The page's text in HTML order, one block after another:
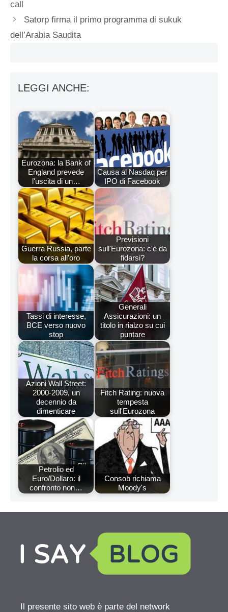
call
Satorp firma il primo programma di sukuk
dell’Arabia Saudita
LEGGI ANCHE:
Eurozona: la Bank of
England prevede
l'uscita di un…
Causa al Nasdaq per
IPO di Facebook
Guerra Russia, parte
la corsa all'oro
Previsioni
sull'Eurozona: c'è da
fidarsi?
Tassi di interesse,
BCE verso nuovo
stop
Generali
Assicurazioni: un
titolo in rialzo su cui
puntare
Azioni Wall Street:
2000-2009, un
decennio da
dimenticare
Fitch Rating: nuova
tempesta
sull'Eurozona
Petrolio ed
Euro/Dollaro: il
confronto non…
Consob richiama
Moody's
Il presente sito web è parte del network